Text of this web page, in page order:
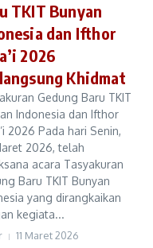
TKIT Bunyan
dan Ifthor
2026
Khidmat
Gedung Baru TKIT
Indonesia dan Ifthor
2026 Pada hari Senin,
2026, telah
acara Tasyakuran
Baru TKIT Bunyan
yang dirangkaikan
kegiata...
11 Maret 2026